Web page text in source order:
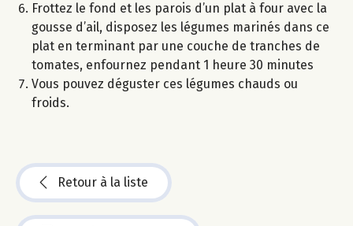
Frottez le fond et les parois d’un plat à four avec la
gousse d’ail, disposez les légumes marinés dans ce
plat en terminant par une couche de tranches de
tomates, enfournez pendant 1 heure 30 minutes
Vous pouvez déguster ces légumes chauds ou
froids.
Retour à la liste